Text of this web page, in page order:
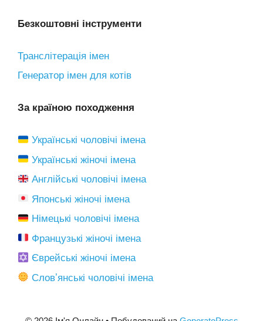
Безкоштовні інструменти
Транслітерація імен
Генератор імен для котів
За країною походження
Українські чоловічі імена
Українські жіночі імена
Англійські чоловічі імена
Японські жіночі імена
Німецькі чоловічі імена
Французькі жіночі імена
Єврейські жіночі імена
Словʼянські чоловічі імена